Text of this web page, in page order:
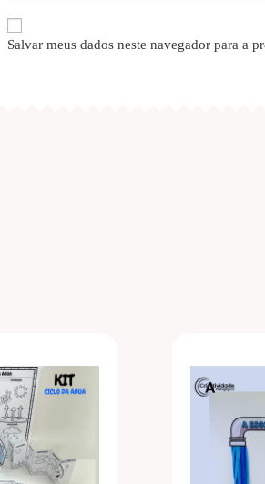
Salvar meus dados neste navegador para a